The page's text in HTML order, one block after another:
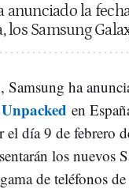
anunciado la
los Samsung
Samsung ha
en
el día 9 de febrero
los nuevos
de teléfonos